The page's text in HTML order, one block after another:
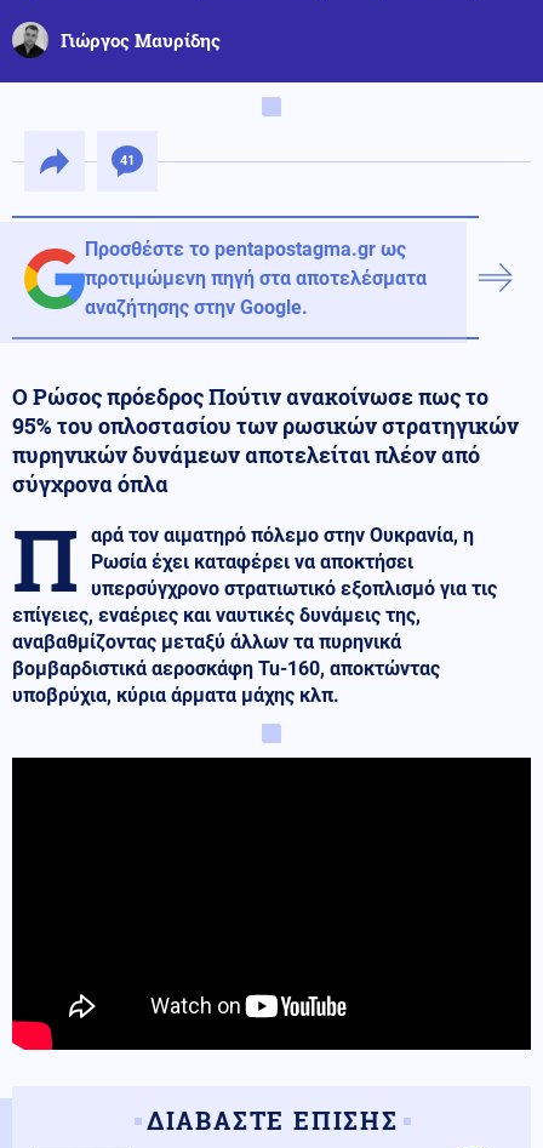
Γιώργος Μαυρίδης
41
Προσθέστε το pentapostagma.gr ως
προτιμώμενη πηγή στα αποτελέσματα
αναζήτησης στην Google.
Ο Ρώσος πρόεδρος Πούτιν ανακοίνωσε πως το
95% του οπλοστασίου των ρωσικών στρατηγικών
πυρηνικών δυνάμεων αποτελείται πλέον από
σύγχρονα όπλα
Π
αρά τον αιματηρό πόλεμο στην Ουκρανία, η
Ρωσία έχει καταφέρει να αποκτήσει
υπερσύγχρονο στρατιωτικό εξοπλισμό για τις
επίγειες, εναέριες και ναυτικές δυνάμεις της,
αναβαθμίζοντας μεταξύ άλλων τα πυρηνικά
βομβαρδιστικά αεροσκάφη Tu-160, αποκτώντας
υποβρύχια, κύρια άρματα μάχης κλπ.
ΔΙΑΒΑΣΤΕ ΕΠΙΣΗΣ